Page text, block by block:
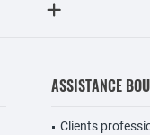
ASSISTANCE
Clients